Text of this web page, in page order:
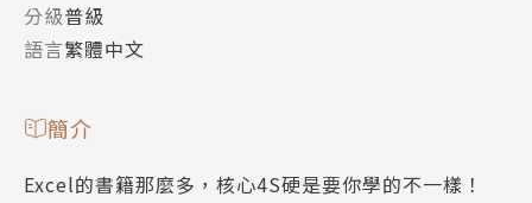
分級普級
語言繁體中文
簡介
Excel的書籍那麼多，核心4S硬是要你學的不一樣！